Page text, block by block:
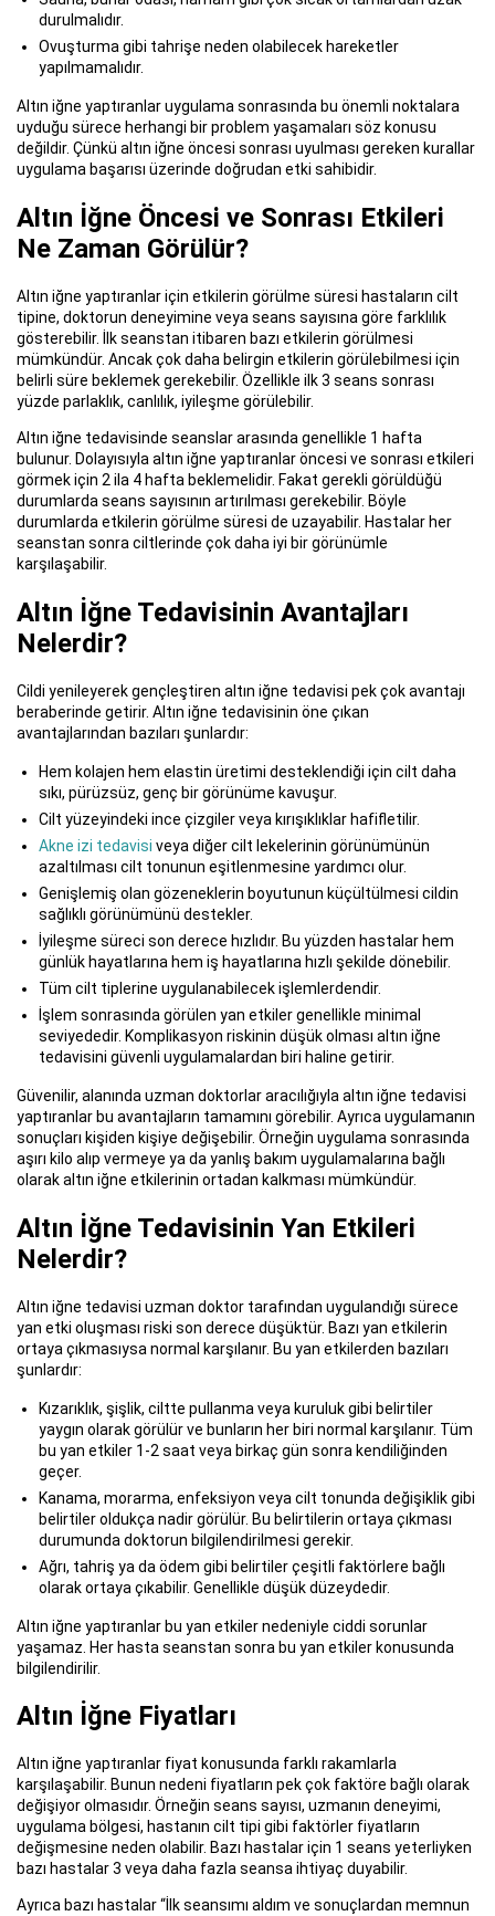
durulmalıdır.
Ovuşturma gibi tahrişe neden olabilecek hareketler
yapılmamalıdır.
Altın iğne yaptıranlar uygulama sonrasında bu önemli noktalara
uyduğu sürece herhangi bir problem yaşamaları söz konusu
değildir. Çünkü altın iğne öncesi sonrası uyulması gereken kurallar
uygulama başarısı üzerinde doğrudan etki sahibidir.
Altın İğne Öncesi ve Sonrası Etkileri
Ne Zaman Görülür?
Altın iğne yaptıranlar için etkilerin görülme süresi hastaların cilt
tipine, doktorun deneyimine veya seans sayısına göre farklılık
gösterebilir. İlk seanstan itibaren bazı etkilerin görülmesi
mümkündür. Ancak çok daha belirgin etkilerin görülebilmesi için
belirli süre beklemek gerekebilir. Özellikle ilk 3 seans sonrası
yüzde parlaklık, canlılık, iyileşme görülebilir.
Altın iğne tedavisinde seanslar arasında genellikle 1 hafta
bulunur. Dolayısıyla altın iğne yaptıranlar öncesi ve sonrası etkileri
görmek için 2 ila 4 hafta beklemelidir. Fakat gerekli görüldüğü
durumlarda seans sayısının artırılması gerekebilir. Böyle
durumlarda etkilerin görülme süresi de uzayabilir. Hastalar her
seanstan sonra ciltlerinde çok daha iyi bir görünümle
karşılaşabilir.
Altın İğne Tedavisinin Avantajları
Nelerdir?
Cildi yenileyerek gençleştiren altın iğne tedavisi pek çok avantajı
beraberinde getirir. Altın iğne tedavisinin öne çıkan
avantajlarından bazıları şunlardır:
Hem kolajen hem elastin üretimi desteklendiği için cilt daha
sıkı, pürüzsüz, genç bir görünüme kavuşur.
Cilt yüzeyindeki ince çizgiler veya kırışıklıklar hafifletilir.
Akne izi tedavisi veya diğer cilt lekelerinin görünümünün
azaltılması cilt tonunun eşitlenmesine yardımcı olur.
Genişlemiş olan gözeneklerin boyutunun küçültülmesi cildin
sağlıklı görünümünü destekler.
İyileşme süreci son derece hızlıdır. Bu yüzden hastalar hem
günlük hayatlarına hem iş hayatlarına hızlı şekilde dönebilir.
Tüm cilt tiplerine uygulanabilecek işlemlerdendir.
İşlem sonrasında görülen yan etkiler genellikle minimal
seviyededir. Komplikasyon riskinin düşük olması altın iğne
tedavisini güvenli uygulamalardan biri haline getirir.
Güvenilir, alanında uzman doktorlar aracılığıyla altın iğne tedavisi
yaptıranlar bu avantajların tamamını görebilir. Ayrıca uygulamanın
sonuçları kişiden kişiye değişebilir. Örneğin uygulama sonrasında
aşırı kilo alıp vermeye ya da yanlış bakım uygulamalarına bağlı
olarak altın iğne etkilerinin ortadan kalkması mümkündür.
Altın İğne Tedavisinin Yan Etkileri
Nelerdir?
Altın iğne tedavisi uzman doktor tarafından uygulandığı sürece
yan etki oluşması riski son derece düşüktür. Bazı yan etkilerin
ortaya çıkmasıysa normal karşılanır. Bu yan etkilerden bazıları
şunlardır:
Kızarıklık, şişlik, ciltte pullanma veya kuruluk gibi belirtiler
yaygın olarak görülür ve bunların her biri normal karşılanır. Tüm
bu yan etkiler 1-2 saat veya birkaç gün sonra kendiliğinden
geçer.
Kanama, morarma, enfeksiyon veya cilt tonunda değişiklik gibi
belirtiler oldukça nadir görülür. Bu belirtilerin ortaya çıkması
durumunda doktorun bilgilendirilmesi gerekir.
Ağrı, tahriş ya da ödem gibi belirtiler çeşitli faktörlere bağlı
olarak ortaya çıkabilir. Genellikle düşük düzeydedir.
Altın iğne yaptıranlar bu yan etkiler nedeniyle ciddi sorunlar
yaşamaz. Her hasta seanstan sonra bu yan etkiler konusunda
bilgilendirilir.
Altın İğne Fiyatları
Altın iğne yaptıranlar fiyat konusunda farklı rakamlarla
karşılaşabilir. Bunun nedeni fiyatların pek çok faktöre bağlı olarak
değişiyor olmasıdır. Örneğin seans sayısı, uzmanın deneyimi,
uygulama bölgesi, hastanın cilt tipi gibi faktörler fiyatların
değişmesine neden olabilir. Bazı hastalar için 1 seans yeterliyken
bazı hastalar 3 veya daha fazla seansa ihtiyaç duyabilir.
Ayrıca bazı hastalar “İlk seansımı aldım ve sonuçlardan memnun